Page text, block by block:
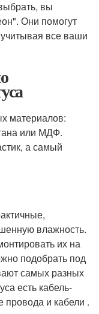
вы
Они помогут
все ваши
материалов:
или МДФ.
а самый
влажность.
их на
подобрать под
самых разных
есть кабель-
провода и кабели .